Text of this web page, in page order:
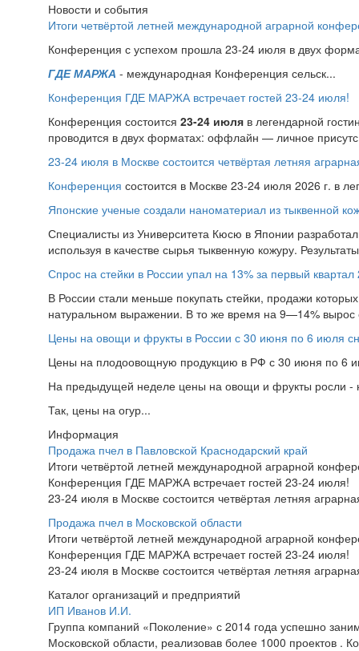
Новости и события
Итоги четвёртой летней международной аграрной
Конференция с успехом прошла 23-24 июля в двух
ГДЕ МАРЖА - международная Конференция сельск...
Конференция ГДЕ МАРЖА встречает гостей 23-24 июля!
Конференция состоится 23-24 июля в легендарной
проводится в двух форматах: оффлайн — личное
23-24 июля в Москве состоится четвёртая летняя
Конференция состоится в Москве 23-24 июля 2026 г. в
Японские ученые создали наноматериал из тыквенной
Специалисты из Университета Кюсю в Японии
используя в качестве сырья тыквенную кожуру.
Спрос на стейки в России упал на 13% за первый квартал
В России стали меньше покупать стейки, продажи
натуральном выражении. В то же время на 9—14%
Цены на овощи и фрукты в России с 30 июня по 6 июля
Цены на плодоовощную продукцию в РФ с 30 июня по 6
На предыдущей неделе цены на овощи и фрукты росли -
Так, цены на огур...
Информация
Продажа пчел в Павловской Краснодарский край
Итоги четвёртой летней международной аграрной
Конференция ГДЕ МАРЖА встречает гостей 23-24 июля!
23-24 июля в Москве состоится четвёртая летняя
Продажа пчел в Московской области
Итоги четвёртой летней международной аграрной
Конференция ГДЕ МАРЖА встречает гостей 23-24 июля!
23-24 июля в Москве состоится четвёртая летняя
Каталог организаций и предприятий
ИП Иванов И.И.
​Группа компаний «Поколение» с 2014 года успешно
Московской области, реализовав более 1000 проектов .